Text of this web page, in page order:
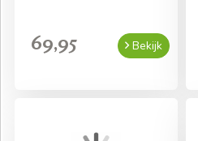
69,95 Bekijk